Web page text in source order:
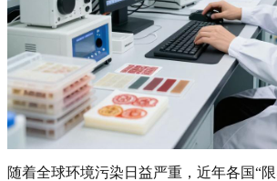
随着全球环境污染日益严重，近年各国“限